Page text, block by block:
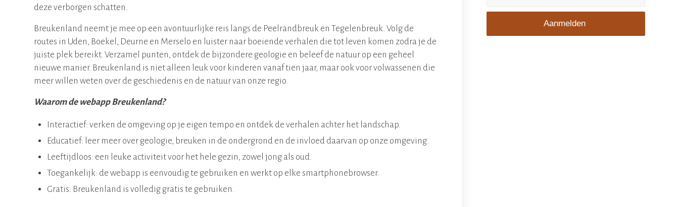
deze verborgen schatten.
Breukenland neemt je mee op een avontuurlijke reis langs de Peelrandbreuk en Tegelenbreuk. Volg de
routes in Uden, Boekel, Deurne en Merselo en luister naar boeiende verhalen die tot leven komen zodra je de
juiste plek bereikt. Verzamel punten, ontdek de bijzondere geologie en beleef de natuur op een geheel
nieuwe manier. Breukenland is niet alleen leuk voor kinderen vanaf tien jaar, maar ook voor volwassenen die
meer willen weten over de geschiedenis en de natuur van onze regio.
Waarom de webapp Breukenland?
Interactief: verken de omgeving op je eigen tempo en ontdek de verhalen achter het landschap.
Educatief: leer meer over geologie, breuken in de ondergrond en de invloed daarvan op onze omgeving.
Leeftijdloos: een leuke activiteit voor het hele gezin, zowel jong als oud.
Toegankelijk: de webapp is eenvoudig te gebruiken en werkt op elke smartphonebrowser.
Gratis: Breukenland is volledig gratis te gebruiken.